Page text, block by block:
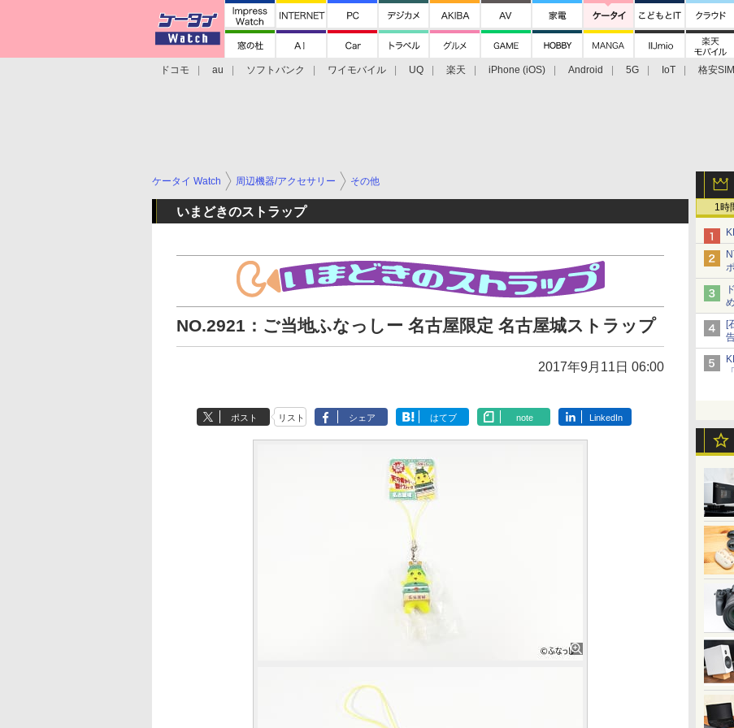
ドコモ au ソフトバンク ワイモバイル UQ 楽天 iPhone (iOS) Android 5G IoT
格安
1時
[
ケータイ Watch 周辺機器/アクセサリー その他
いまどきのストラップ
NO.2921：ご当地ふなっしー 名古屋限定 名古屋城ストラップ
2017年9月11日 06:00
ポスト リスト シェア はてブ note LinkedIn